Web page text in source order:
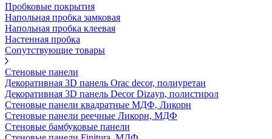
Пробковые покрытия
Напольная пробка замковая
Напольная пробка клеевая
Настенная пробка
Сопутствующие товары
Стеновые панели
Декоративная 3D панель Orac decor, полиуретан
Декоративная 3D панель Decor Dizayn, полистирол
Стеновые панели квадратные МДФ, Ликорн
Стеновые панели реечные Ликорн, МДФ
Стеновые бамбуковые панели